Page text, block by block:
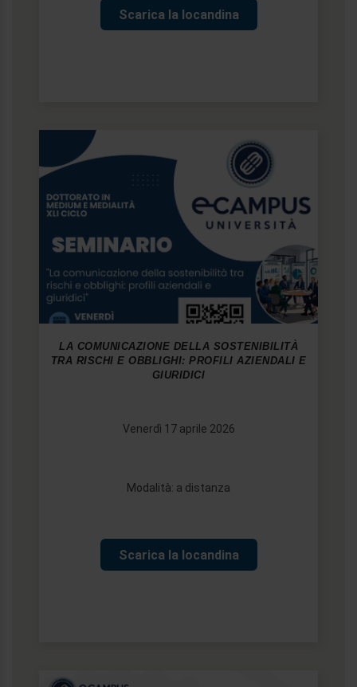
Scarica la locandina
LA COMUNICAZIONE DELLA SOSTENIBILITÀ
TRA RISCHI E OBBLIGHI: PROFILI AZIENDALI E
GIURIDICI
Venerdì 17 aprile 2026
Modalità: a distanza
Scarica la locandina